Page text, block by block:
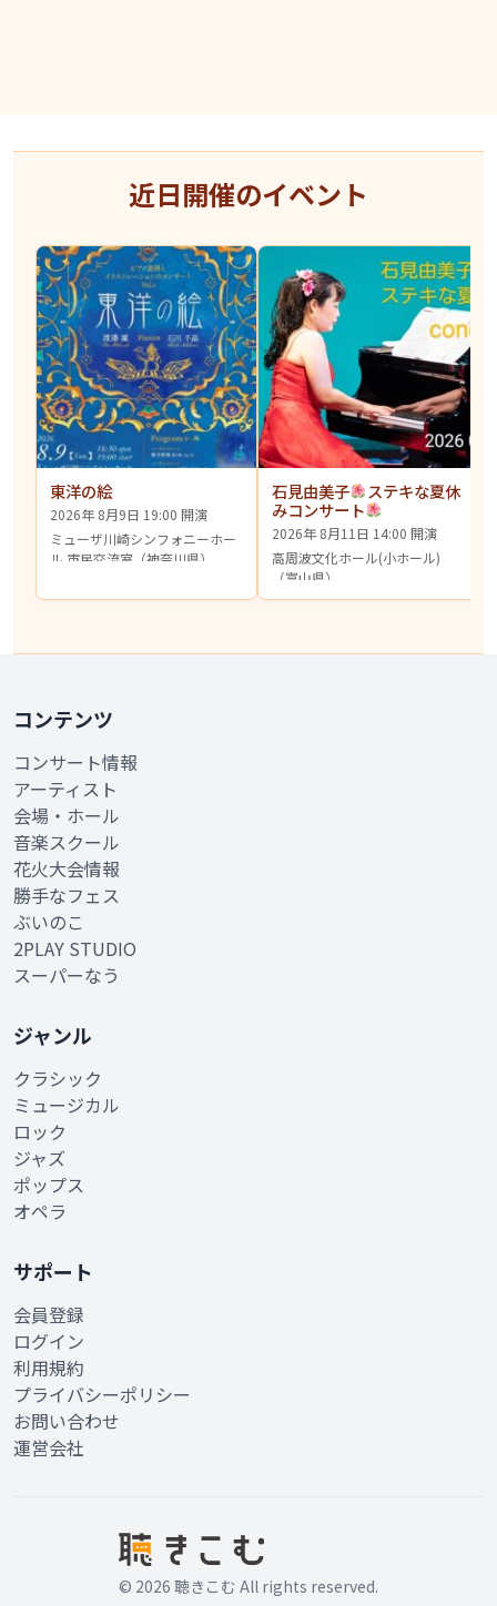
近日開催のイベント
東洋の絵
2026年 8月9日 19:00 開演
ミューザ川崎シンフォニーホー
ル 市民交流室（神奈川県）
石見由美子
ステキな夏休
みコンサート
2026年 8月11日 14:00 開演
高周波文化ホール(小ホール)
（富山県）
コンテンツ
コンサート情報
アーティスト
会場・ホール
音楽スクール
花火大会情報
勝手なフェス
ぶいのこ
2PLAY STUDIO
スーパーなう
ジャンル
クラシック
ミュージカル
ロック
ジャズ
ポップス
オペラ
サポート
会員登録
ログイン
利用規約
プライバシーポリシー
お問い合わせ
運営会社
© 2026 聴きこむ All rights reserved.